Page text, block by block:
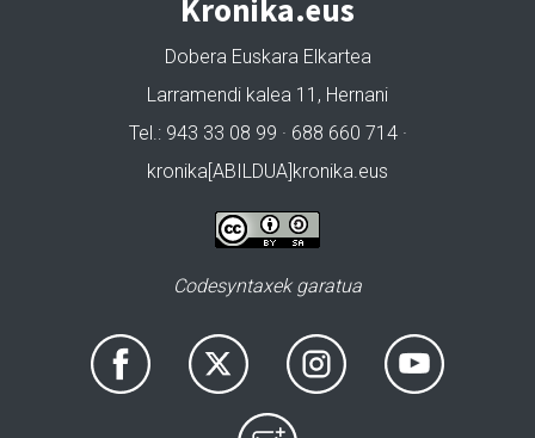
Kronika.eus
Dobera Euskara Elkartea
Larramendi kalea 11, Hernani
Tel.: 943 33 08 99 · 688 660 714 ·
kronika[ABILDUA]kronika.eus
Codesyntaxek garatua